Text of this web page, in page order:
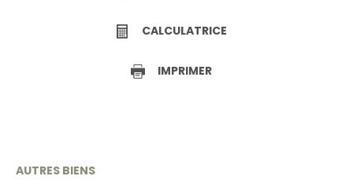
CALCULATRICE
IMPRIMER
AUTRES BIENS